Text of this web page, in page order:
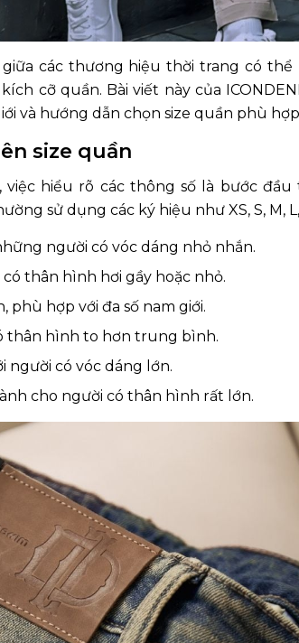
các thương hiệu thời trang có thể
cỡ quần. Bài viết này của
và hướng dẫn chọn size quần phù
size quần
việc hiểu rõ các thông số là bước
sử dụng các ký hiệu như XS, S, M, L,
người có vóc dáng nhỏ nhắn.
thân hình hơi gầy hoặc nhỏ.
phù hợp với đa số nam giới.
thân hình to hơn trung bình.
người có vóc dáng lớn.
cho người có thân hình rất lớn.